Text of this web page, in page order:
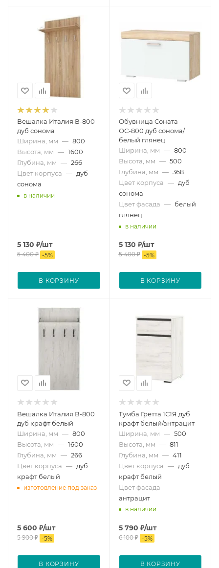
Вешалка Италия В-800
дуб сонома
Ширина, мм — 800
Высота, мм — 1600
Глубина, мм — 266
Цвет корпуса — дуб
сонома
в наличии
5 130 ₽/шт
5 400₽ -5%
В КОРЗИНУ
Обувница Соната
ОС-800 дуб сонома/
белый глянец
Ширина, мм — 800
Высота, мм — 500
Глубина, мм — 368
Цвет корпуса — дуб
сонома
Цвет фасада — белый
глянец
в наличии
5 130 ₽/шт
5 400₽ -5%
В КОРЗИНУ
Вешалка Италия В-800
дуб крафт белый
Ширина, мм — 800
Высота, мм — 1600
Глубина, мм — 266
Цвет корпуса — дуб
крафт белый
изготовление под заказ
5 600 ₽/шт
5 900₽ -5%
В КОРЗИНУ
Тумба Гретта 1С1Я дуб
крафт белый/антрацит
Ширина, мм — 500
Высота, мм — 811
Глубина, мм — 411
Цвет корпуса — дуб
крафт белый
Цвет фасада —
антрацит
в наличии
5 790 ₽/шт
6 100₽ -5%
В КОРЗИНУ